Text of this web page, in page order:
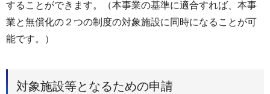
することができます。（本事業の基準に適合すれば、本事
業と無償化の２つの制度の対象施設に同時になることが可
能です。）
対象施設等となるための申請